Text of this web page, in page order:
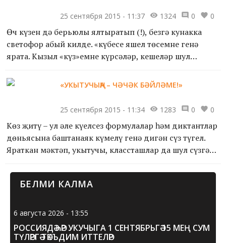
25 сентября 2015 - 11:37 1324 0 0
Өч күзен дә берьюлы ялтыратып (!), безгә кунакка
светофор абый килде. «күбесе яшел төсемне генә
ярата. Кызыл «күз»емне күрсәләр, кешеләр шул
яшьләрен чак т...«УКЫТУЧЫҢА – ЧӘЧӘК БӘЙЛӘМЕ!»
25 сентября 2015 - 11:34 1283 0 0
Көз җитү – ул әле күңелсез формулалар һәм диктантлар
дөньясына баштанаяк күмелү генә дигән сүз түгел.
Яраткан мәктәп, укытучы, классташлар да шул сүзгә
БЕЛМИ КАЛМА
6 августа 2026 - 13:55
РОССИЯДӘ ҺӘР УКУЧЫГА 1 СЕНТЯБРЬГӘ 15 МЕҢ СУМ
ТҮЛӘРГӘ ТӘКЪДИМ ИТТЕЛӘР